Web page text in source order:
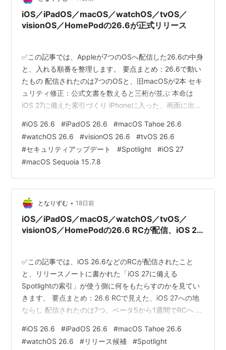
iOS／iPadOS／macOS／watchOS／tvOS／
visionOS／HomePodの26.6が正式リリース
✅この記事では、Appleが7つのOSへ配信した26.6の中身
と、入れる順番を整理します。 要点まとめ：26.6で動い
たもの 配信されたのは7つのOSと、旧macOSが2本 セキ
ュリティ修正：公式文書を数えると三桁が並ぶ 本命は
iOS 27に備えた索引づくり iPhoneに入った、画面に出て
た Apple Watch・Apple TV・HomePodは説明が短い
Vision Proだけ書きぶりが違う 入れる順番と、少し待っ
たほうがいい人 海外の反応：ビルド番号と、更新後のつ
まずき ひとこと：数えてみて印象が変わった まとめ：
26.6で…
#iOS 26.6 #iPadOS 26.6 #macOS Tahoe 26.6
#watchOS 26.6 #visionOS 26.6 #tvOS 26.6
#セキュリティアップデート #Spotlight #iOS 27
#macOS Sequoia 15.7.8
となりずむ • 18日前
iOS／iPadOS／macOS／watchOS／tvOS／
visionOS／HomePodの26.6 RCが配信、iOS 27
✅この記事では、iOS 26.6などのRCが配信されたこと
と、リリースノートに書かれた「iOS 27に備える
Spotlightの索引」が使う側に何をもたらすのかを見てい
きます。 要点まとめ：26.6 RCで見えた、iOS 27への地
ならし 配信されたのは7つ。ベータ5から1週間でRCへ リ
iPhoneが熱くなったら Apple公式のノートに載ってい
た、実際に直ったもの 海外の反応：索引作りを先に済ま
#iOS 26.6 #iPadOS 26.6 #macOS Tahoe 26.6
#watchOS 26.6 #リリース候補 #Spotlight